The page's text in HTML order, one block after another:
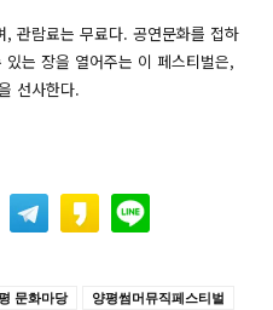
관람료는 무료다. 공연문화를 접하
는 장을 열어주는 이 페스티벌은,
선사한다.
문화마당 양평썸머뮤직페스티벌